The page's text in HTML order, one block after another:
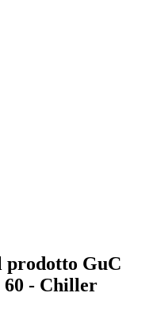
prodotto GuC
60 - Chiller